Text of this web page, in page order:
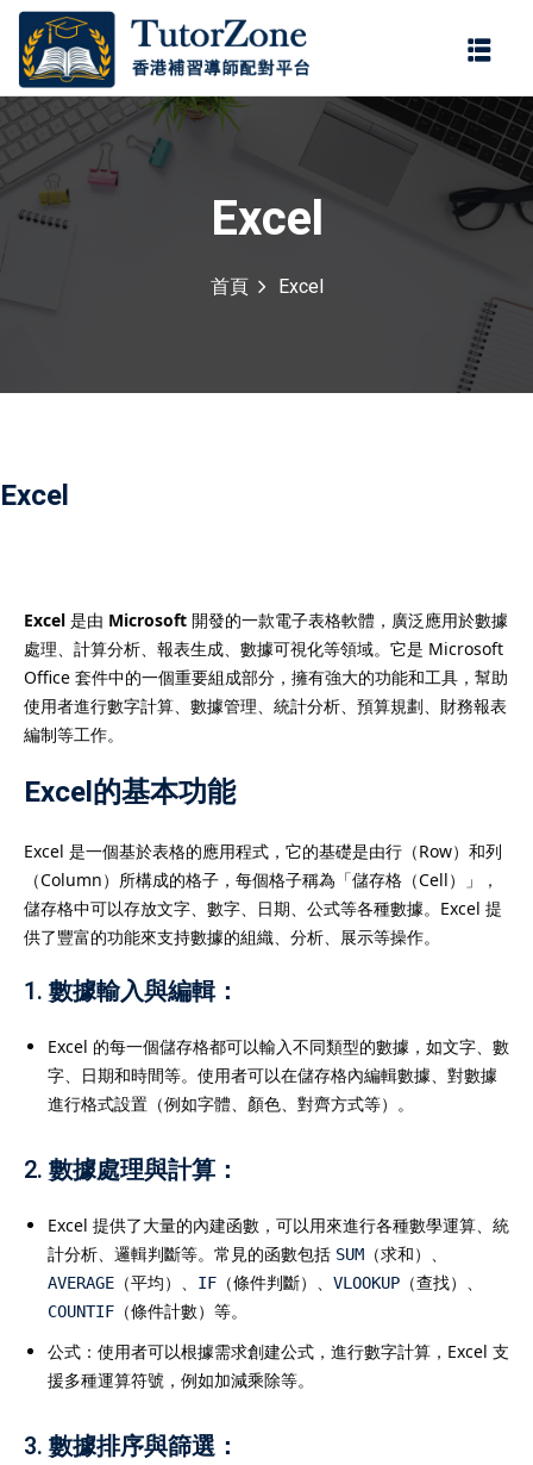
Excel
首頁 Excel
Excel
Excel 是由 Microsoft 開發的一款電子表格軟體，廣泛應用於數據
處理、計算分析、報表生成、數據可視化等領域。它是 Microsoft
Office 套件中的一個重要組成部分，擁有強大的功能和工具，幫助
使用者進行數字計算、數據管理、統計分析、預算規劃、財務報表
編制等工作。
Excel的基本功能
Excel 是一個基於表格的應用程式，它的基礎是由行（Row）和列
（Column）所構成的格子，每個格子稱為「儲存格（Cell）」，
儲存格中可以存放文字、數字、日期、公式等各種數據。Excel 提
供了豐富的功能來支持數據的組織、分析、展示等操作。
1.數據輸入與編輯：
Excel 的每一個儲存格都可以輸入不同類型的數據，如文字、數
字、日期和時間等。使用者可以在儲存格內編輯數據、對數據
進行格式設置（例如字體、顏色、對齊方式等）。
2.數據處理與計算 ：
Excel 提供了大量的內建函數，可以用來進行各種數學運算、統
計分析、邏輯判斷等。常見的函數包括 SUM （求和）、
AVERAGE （平均）、 IF （條件判斷）、 VLOOKUP （查找）、
COUNTIF （條件計數）等。
公式：使用者可以根據需求創建公式，進行數字計算，Excel 支
援多種運算符號，例如加減乘除等。
3.數據排序與篩選 ：
登錄